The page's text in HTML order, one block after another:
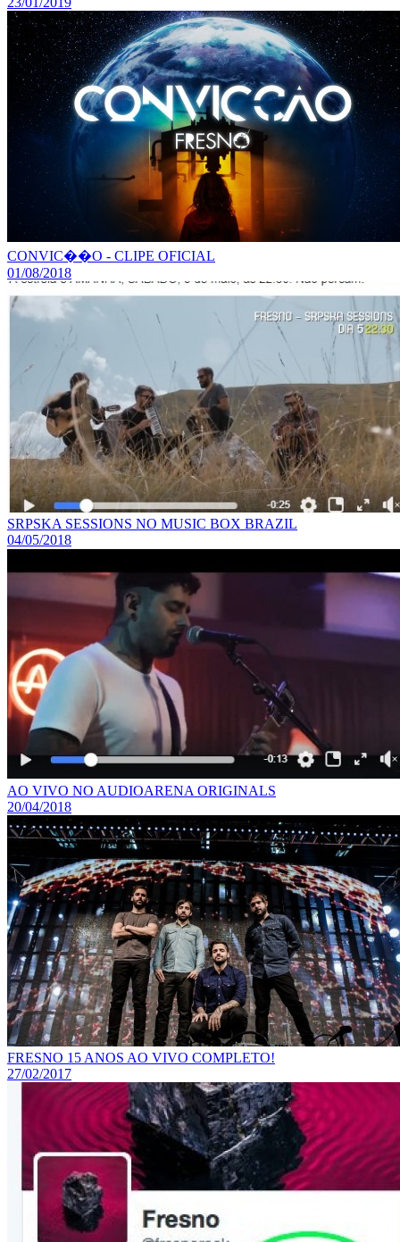
CONVIC��O - CLIPE OFICIAL
01/08/2018
SRPSKA SESSIONS NO MUSIC BOX BRAZIL
04/05/2018
AO VIVO NO AUDIOARENA ORIGINALS
20/04/2018
FRESNO 15 ANOS AO VIVO COMPLETO!
27/02/2017